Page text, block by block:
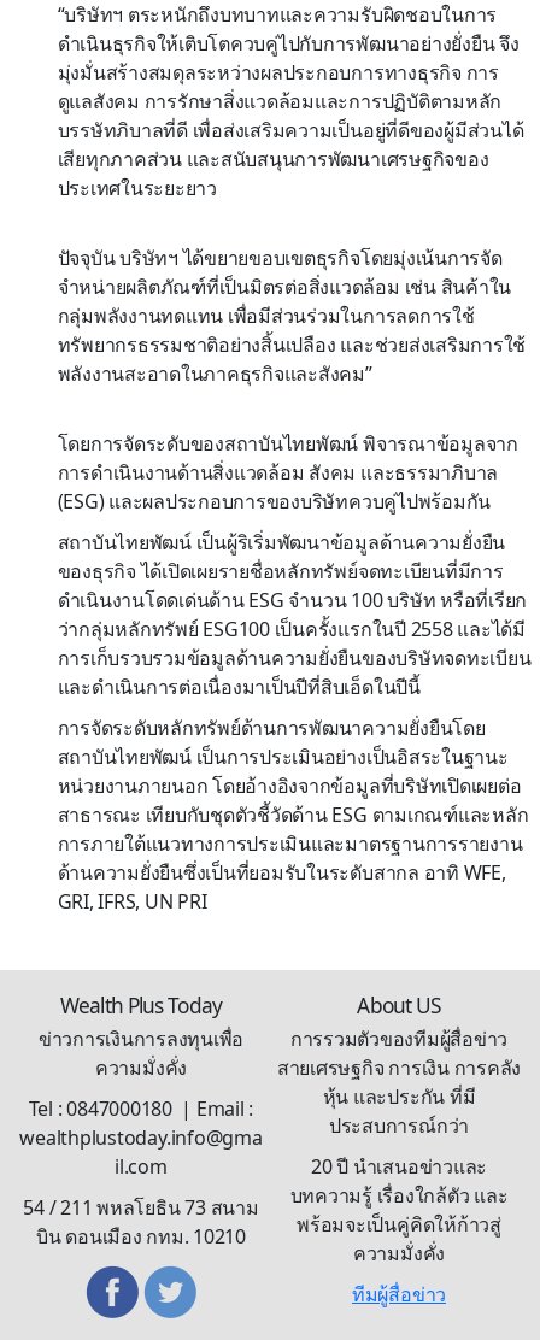
“บริษัทฯ ตระหนักถึงบทบาทและความรับผิดชอบในการ
ดำเนินธุรกิจให้เติบโตควบคู่ไปกับการพัฒนาอย่างยั่งยืน จึง
มุ่งมั่นสร้างสมดุลระหว่างผลประกอบการทางธุรกิจ การ
ดูแลสังคม การรักษาสิ่งแวดล้อมและการปฏิบัติตามหลัก
บรรษัทภิบาลที่ดี เพื่อส่งเสริมความเป็นอยู่ที่ดีของผู้มีส่วนได้
เสียทุกภาคส่วน และสนับสนุนการพัฒนาเศรษฐกิจของ
ประเทศในระยะยาว
ปัจจุบัน บริษัทฯ ได้ขยายขอบเขตธุรกิจโดยมุ่งเน้นการจัด
จำหน่ายผลิตภัณฑ์ที่เป็นมิตรต่อสิ่งแวดล้อม เช่น สินค้าใน
กลุ่มพลังงานทดแทน เพื่อมีส่วนร่วมในการลดการใช้
ทรัพยากรธรรมชาติอย่างสิ้นเปลือง และช่วยส่งเสริมการใช้
พลังงานสะอาดในภาคธุรกิจและสังคม”
โดยการจัดระดับของสถาบันไทยพัฒน์ พิจารณาข้อมูลจาก
การดำเนินงานด้านสิ่งแวดล้อม สังคม และธรรมาภิบาล
(ESG) และผลประกอบการของบริษัทควบคู่ไปพร้อมกัน
สถาบันไทยพัฒน์ เป็นผู้ริเริ่มพัฒนาข้อมูลด้านความยั่งยืน
ของธุรกิจ ได้เปิดเผยรายชื่อหลักทรัพย์จดทะเบียนที่มีการ
ดำเนินงานโดดเด่นด้าน ESG จำนวน 100 บริษัท หรือที่เรียก
ว่ากลุ่มหลักทรัพย์ ESG100 เป็นครั้งแรกในปี 2558 และได้มี
การเก็บรวบรวมข้อมูลด้านความยั่งยืนของบริษัทจดทะเบียน
และดำเนินการต่อเนื่องมาเป็นปีที่สิบเอ็ดในปีนี้
การจัดระดับหลักทรัพย์ด้านการพัฒนาความยั่งยืนโดย
สถาบันไทยพัฒน์ เป็นการประเมินอย่างเป็นอิสระในฐานะ
หน่วยงานภายนอก โดยอ้างอิงจากข้อมูลที่บริษัทเปิดเผยต่อ
สาธารณะ เทียบกับชุดตัวชี้วัดด้าน ESG ตามเกณฑ์และหลัก
การภายใต้แนวทางการประเมินและมาตรฐานการรายงาน
ด้านความยั่งยืนซึ่งเป็นที่ยอมรับในระดับสากล อาทิ WFE,
GRI, IFRS, UN PRI
Wealth Plus Today
ข่าวการเงินการลงทุนเพื่อ
ความมั่งคั่ง
Tel : 0847000180 | Email :
wealthplustoday.info@gma
il.com
54 / 211 พหลโยธิน 73 สนาม
บิน ดอนเมือง กทม. 10210
About US
การรวมตัวของทีมผู้สื่อข่าว
สายเศรษฐกิจ การเงิน การคลัง
หุ้น และประกัน ที่มี
ประสบการณ์กว่า
20 ปี นำเสนอข่าวและ
บทความรู้ เรื่องใกล้ตัว และ
พร้อมจะเป็นคู่คิดให้ก้าวสู่
ความมั่งคั่ง
ทีมผู้สื่อข่าว